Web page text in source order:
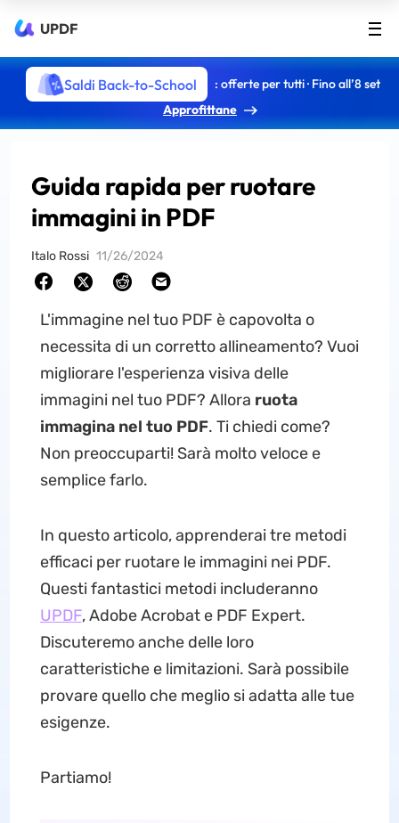
UPDF
Saldi Back-to-School
: offerte per tutti · Fino all’8 set
Approfittane
Guida rapida per ruotare
immagini in PDF
Italo Rossi 11/26/2024
L'immagine nel tuo PDF è capovolta o
necessita di un corretto allineamento? Vuoi
migliorare l'esperienza visiva delle
immagini nel tuo PDF? Allora ruota
immagina nel tuo PDF. Ti chiedi come?
Non preoccuparti! Sarà molto veloce e
semplice farlo.
In questo articolo, apprenderai tre metodi
efficaci per ruotare le immagini nei PDF.
Questi fantastici metodi includeranno
UPDF, Adobe Acrobat e PDF Expert.
Discuteremo anche delle loro
caratteristiche e limitazioni. Sarà possibile
provare quello che meglio si adatta alle tue
esigenze.
Partiamo!